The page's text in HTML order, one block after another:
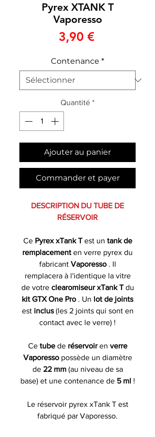
Pyrex XTANK T
Vaporesso
3,90 €Prix
Contenance *
Quantité *
Ajouter au panier
Commander et payer
DESCRIPTION DU TUBE DE
RÉSERVOIR
Ce Pyrex xTank Test un tank de
remplacement en verre pyrex du
fabricant Vaporesso. Il
remplacera à l'identique la vitre
de votre clearomiseur xTank Tdu
kit GTX One Pro . Un lot de joints
est inclus(les 2 joints qui sont en
contact avec le verre) !
Ce tube de réservoiren verre
Vaporesso possède un diamètre
de 22 mm (au niveau de sa
base) et une contenance de 5 ml !
Le réservoir pyrex xTank T est
fabriqué par Vaporesso.